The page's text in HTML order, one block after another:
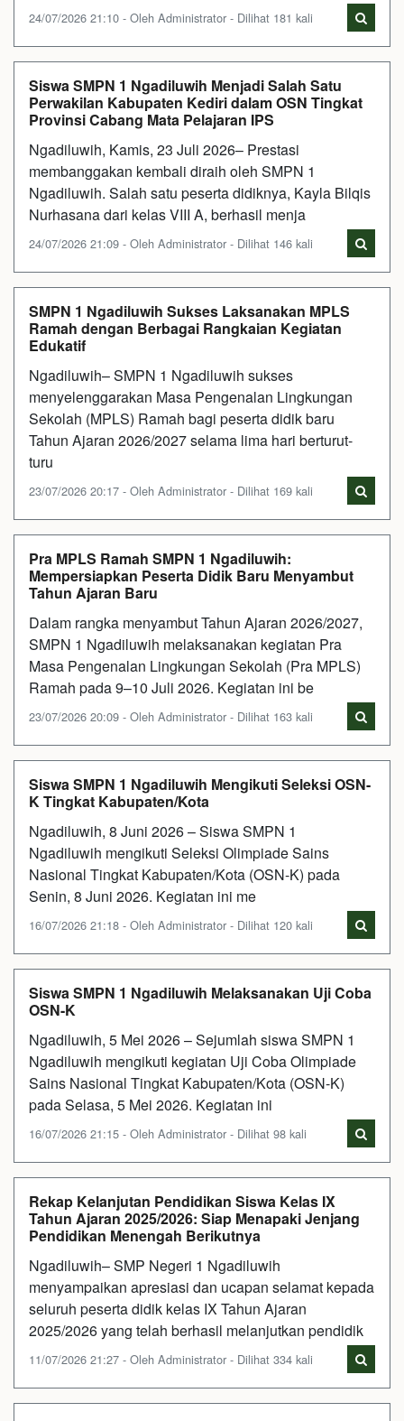
24/07/2026 21:10 - Oleh Administrator - Dilihat 181 kali
Siswa SMPN 1 Ngadiluwih Menjadi Salah Satu
Perwakilan Kabupaten Kediri dalam OSN Tingkat
Provinsi Cabang Mata Pelajaran IPS
Ngadiluwih, Kamis, 23 Juli 2026– Prestasi
membanggakan kembali diraih oleh SMPN 1
Ngadiluwih. Salah satu peserta didiknya, Kayla Bilqis
Nurhasana dari kelas VIII A, berhasil menja
24/07/2026 21:09 - Oleh Administrator - Dilihat 146 kali
SMPN 1 Ngadiluwih Sukses Laksanakan MPLS
Ramah dengan Berbagai Rangkaian Kegiatan
Edukatif
Ngadiluwih– SMPN 1 Ngadiluwih sukses
menyelenggarakan Masa Pengenalan Lingkungan
Sekolah (MPLS) Ramah bagi peserta didik baru
Tahun Ajaran 2026/2027 selama lima hari berturut-
turu
23/07/2026 20:17 - Oleh Administrator - Dilihat 169 kali
Pra MPLS Ramah SMPN 1 Ngadiluwih:
Mempersiapkan Peserta Didik Baru Menyambut
Tahun Ajaran Baru
Dalam rangka menyambut Tahun Ajaran 2026/2027,
SMPN 1 Ngadiluwih melaksanakan kegiatan Pra
Masa Pengenalan Lingkungan Sekolah (Pra MPLS)
Ramah pada 9–10 Juli 2026. Kegiatan ini be
23/07/2026 20:09 - Oleh Administrator - Dilihat 163 kali
Siswa SMPN 1 Ngadiluwih Mengikuti Seleksi OSN-
K Tingkat Kabupaten/Kota
Ngadiluwih, 8 Juni 2026 – Siswa SMPN 1
Ngadiluwih mengikuti Seleksi Olimpiade Sains
Nasional Tingkat Kabupaten/Kota (OSN-K) pada
Senin, 8 Juni 2026. Kegiatan ini me
16/07/2026 21:18 - Oleh Administrator - Dilihat 120 kali
Siswa SMPN 1 Ngadiluwih Melaksanakan Uji Coba
OSN-K
Ngadiluwih, 5 Mei 2026 – Sejumlah siswa SMPN 1
Ngadiluwih mengikuti kegiatan Uji Coba Olimpiade
Sains Nasional Tingkat Kabupaten/Kota (OSN-K)
pada Selasa, 5 Mei 2026. Kegiatan ini
16/07/2026 21:15 - Oleh Administrator - Dilihat 98 kali
Rekap Kelanjutan Pendidikan Siswa Kelas IX
Tahun Ajaran 2025/2026: Siap Menapaki Jenjang
Pendidikan Menengah Berikutnya
Ngadiluwih– SMP Negeri 1 Ngadiluwih
menyampaikan apresiasi dan ucapan selamat kepada
seluruh peserta didik kelas IX Tahun Ajaran
2025/2026 yang telah berhasil melanjutkan pendidik
11/07/2026 21:27 - Oleh Administrator - Dilihat 334 kali